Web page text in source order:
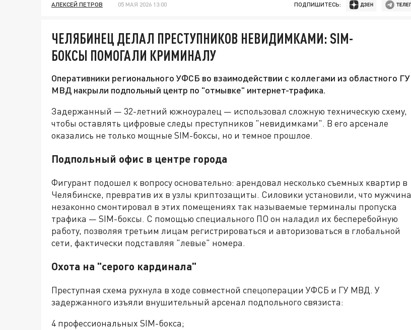
АЛЕКСЕЙ ПЕТРОВ 05 МАЯ 2026 13:00 ПОДПИШИТЕСЬ:
ЧЕЛЯБИНЕЦ ДЕЛАЛ ПРЕСТУПНИКОВ НЕВИДИМКАМИ: SIM-
БОКСЫ ПОМОГАЛИ КРИМИНАЛУ
Оперативники регионального УФСБ во взаимодействии с коллегами из областного ГУ
МВД накрыли подпольный центр по "отмывке" интернет-трафика.
Задержанный — 32-летний южноуралец — использовал сложную техническую схему,
чтобы оставлять цифровые следы преступников "невидимками". В его арсенале
оказались не только мощные SIM-боксы, но и темное прошлое.
Подпольный офис в центре города
Фигурант подошел к вопросу основательно: арендовал несколько съемных квартир в
Челябинске, превратив их в узлы криптозащиты. Силовики установили, что мужчина
незаконно смонтировал в этих помещениях так называемые терминалы пропуска
трафика — SIM-боксы. С помощью специального ПО он наладил их бесперебойную
работу, позволяя третьим лицам регистрироваться и авторизоваться в глобальной
сети, фактически подставляя "левые" номера.
Охота на "серого кардинала"
Преступная схема рухнула в ходе совместной спецоперации УФСБ и ГУ МВД. У
задержанного изъяли внушительный арсенал подпольного связиста:
4 профессиональных SIM-бокса;